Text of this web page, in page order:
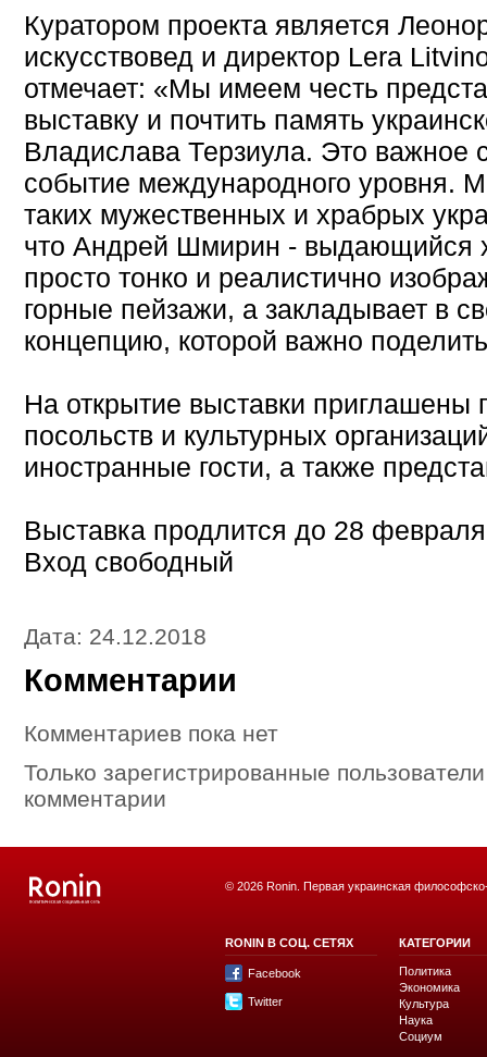
Куратором проекта является
искусствовед и директор Lera
отмечает: «Мы имеем честь
выставку и почтить память
Владислава Терзиула. Это важное
событие международного уровня.
таких мужественных и храбрых
что Андрей Шмирин - выдающийся
просто тонко и реалистично
горные пейзажи, а закладывает в
концепцию, которой важно
На открытие выставки приглашены
посольств и культурных
иностранные гости, а также
Выставка продлится до 28
Вход свободный
Дата: 24.12.2018
Комментарии
Комментариев пока нет
Только зарегистрированные
комментарии
© 2026 Ronin. Первая украинская
RONIN В СОЦ. СЕТЯХ
Facebook
Twitter
КАТЕГОРИИ
Политика
Экономика
Культура
Наука
Социум